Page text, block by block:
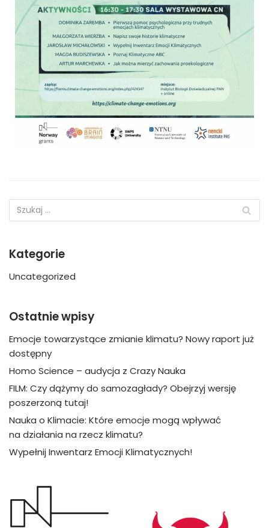
Kategorie
Uncategorized
Ostatnie wpisy
Emocje towarzystące zmianie klimatu? Nowy raport już
dostępny
Homo Science – audycja z Crazy Nauka
FILM: Czy dążymy do samozagłady? Obejrzyj wersję
poszerzoną tutaj!
Nauka o Klimacie: Które emocje mogą wpływać
na działania na rzecz klimatu?
Wypełnij Inwentarz Emocji Klimatycznych!